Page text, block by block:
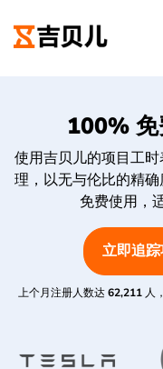
100%
使用吉贝儿的项目工
理，以无与伦比的精
免费使用，
立即追
上个月注册人数达62,211 人